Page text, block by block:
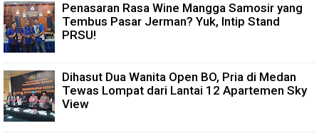
Penasaran Rasa Wine Mangga Samosir yang
Tembus Pasar Jerman? Yuk, Intip Stand
PRSU!
Dihasut Dua Wanita Open BO, Pria di Medan
Tewas Lompat dari Lantai 12 Apartemen Sky
View